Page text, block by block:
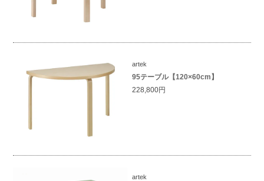
artek
95テーブル【120×60cm】
228,800円
artek